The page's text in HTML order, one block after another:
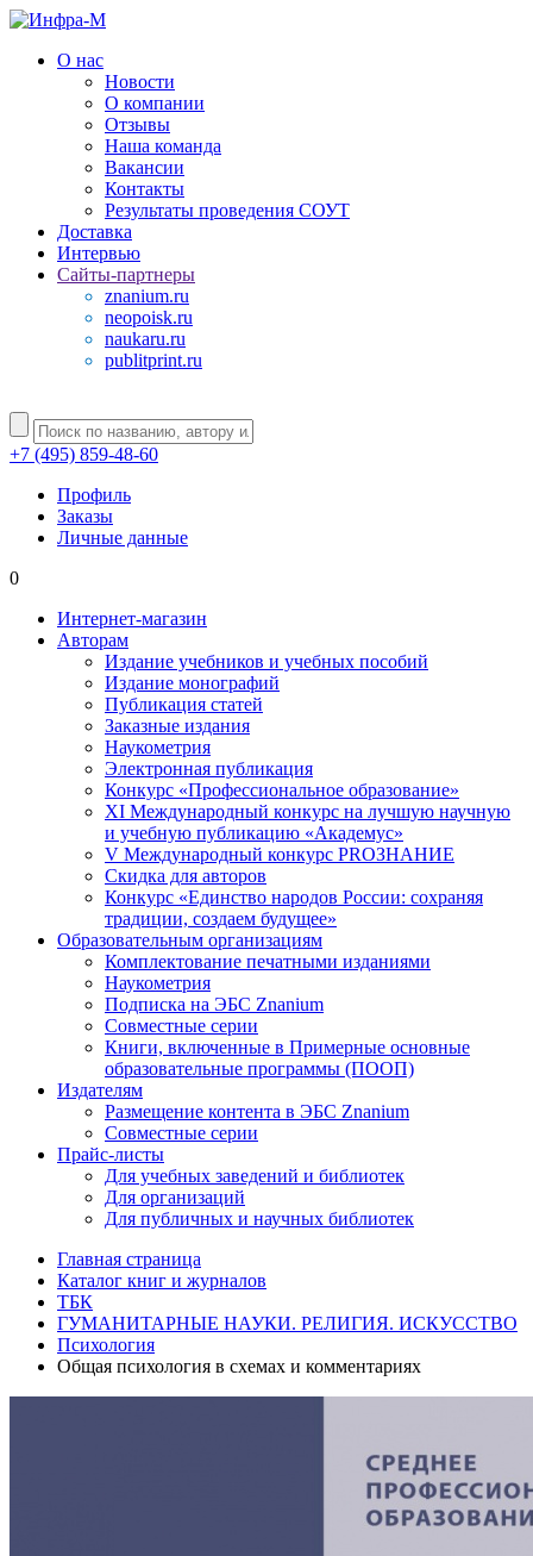
О нас
Новости
О компании
Отзывы
Наша команда
Вакансии
Контакты
Результаты проведения СОУТ
Доставка
Интервью
Сайты-партнеры
znanium.ru
neopoisk.ru
naukaru.ru
publitprint.ru
+7 (495) 859-48-60
Профиль
Заказы
Личные данные
0
Интернет-магазин
Авторам
Издание учебников и учебных пособий
Издание монографий
Публикация статей
Заказные издания
Наукометрия
Электронная публикация
Конкурс «Профессиональное образование»
XI Международный конкурс на лучшую научную
и учебную публикацию «Академус»
V Международный конкурс PROЗНАНИЕ
Скидка для авторов
Конкурс «Единство народов России: сохраняя
традиции, создаем будущее»
Образовательным организациям
Комплектование печатными изданиями
Наукометрия
Подписка на ЭБС Znanium
Совместные серии
Книги, включенные в Примерные основные
образовательные программы (ПООП)
Издателям
Размещение контента в ЭБС Znanium
Совместные серии
Прайс-листы
Для учебных заведений и библиотек
Для организаций
Для публичных и научных библиотек
Главная страница
Каталог книг и журналов
ТБК
ГУМАНИТАРНЫЕ НАУКИ. РЕЛИГИЯ. ИСКУССТВО
Психология
Общая психология в схемах и комментариях